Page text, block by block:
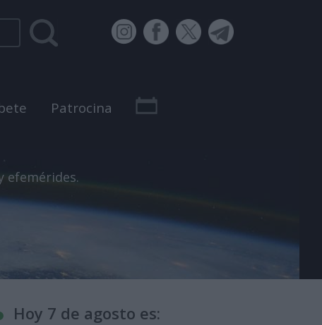
Patrocina
efemérides.
Hoy 7 de agosto es: